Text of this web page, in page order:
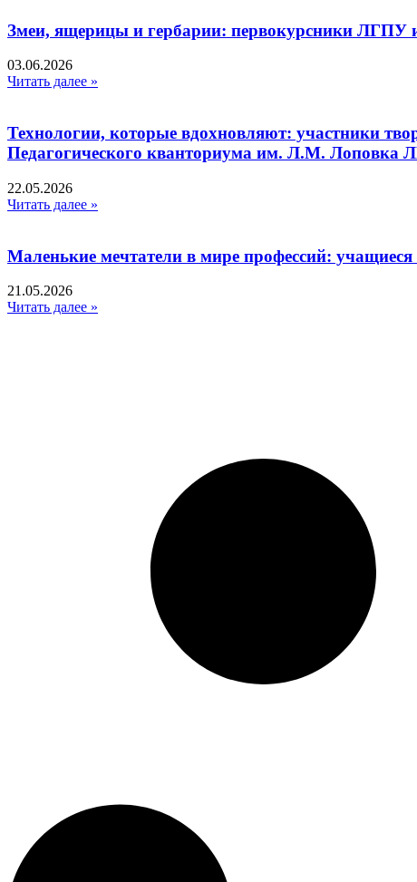
Змеи, ящерицы и гербарии: первокурсники ЛГПУ
03.06.2026
Читать далее »
Технологии, которые вдохновляют: участники
Педагогического кванториума им. Л.М. Лоповка
22.05.2026
Читать далее »
Маленькие мечтатели в мире профессий:
21.05.2026
Читать далее »